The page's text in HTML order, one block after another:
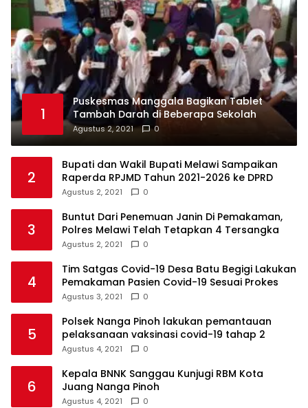
1
Puskesmas Manggala Bagikan Tablet
Tambah Darah di Beberapa Sekolah
Agustus 2, 2021 0
2
Bupati dan Wakil Bupati Melawi Sampaikan
Raperda RPJMD Tahun 2021-2026 ke DPRD
Agustus 2, 2021 0
3
Buntut Dari Penemuan Janin Di Pemakaman,
Polres Melawi Telah Tetapkan 4 Tersangka
Agustus 2, 2021 0
4
Tim Satgas Covid-19 Desa Batu Begigi Lakukan
Pemakaman Pasien Covid-19 Sesuai Prokes
Agustus 3, 2021 0
5
Polsek Nanga Pinoh lakukan pemantauan
pelaksanaan vaksinasi covid-19 tahap 2
Agustus 4, 2021 0
6
Kepala BNNK Sanggau Kunjugi RBM Kota
Juang Nanga Pinoh
Agustus 4, 2021 0